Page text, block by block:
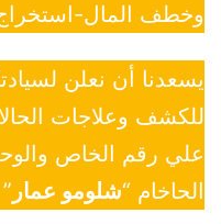
وخطف المال-استخراج
يسعدنا أن نعلن
للكشف وعلاجات
علي رقم الخاص
الحاخام “شلومو عمار ”